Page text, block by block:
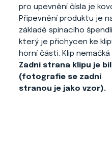
pro upevnění čísla je
Připevnění produktu je
základě spínacího
který je přichycen ke
horní části. Klip nemačká
Zadní strana klipu je
(fotografie se zadní
stranou je jako vzor).